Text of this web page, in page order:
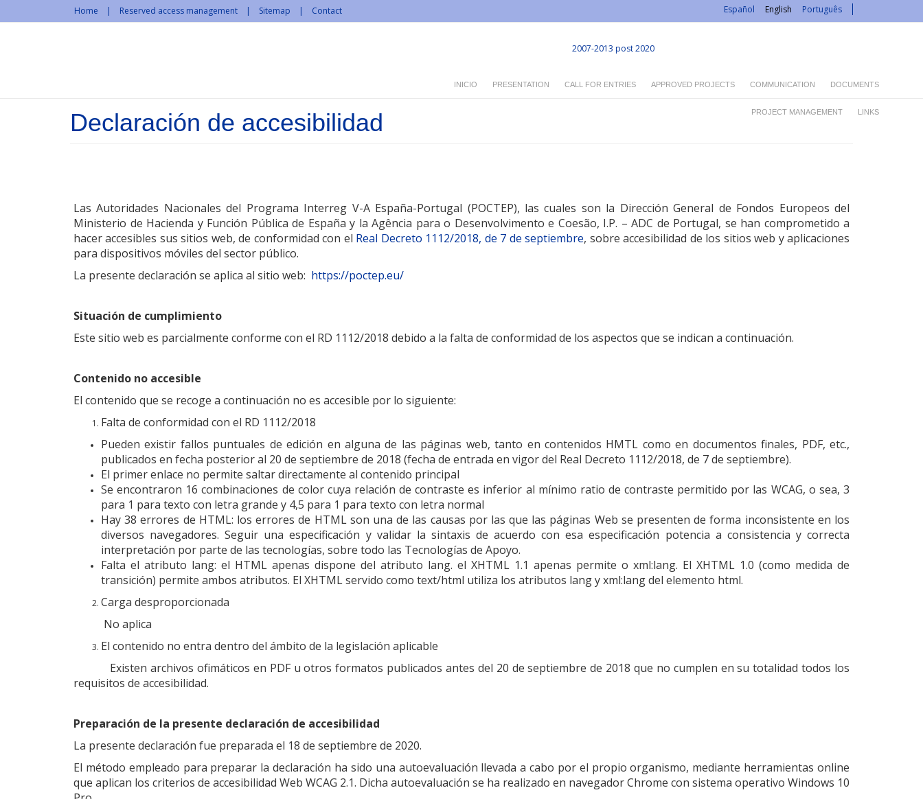
Skip to main contentHome Reserved access management Sitemap Contact Español English Português
INICIO PRESENTATION CALL FOR ENTRIES APPROVED PROJECTS COMMUNICATION DOCUMENTS
PROJECT MANAGEMENT LINKS
2007-2013 post 2020
Declaración de accesibilidad
Las Autoridades Nacionales del Programa Interreg V-A España-Portugal (POCTEP), las cuales son la Dirección General de Fondos Europeos del
Ministerio de Hacienda y Función Pública de España y la Agência para o Desenvolvimento e Coesão, I.P. – ADC de Portugal, se han comprometido a
hacer accesibles sus sitios web, de conformidad con el Real Decreto 1112/2018, de 7 de septiembre, sobre accesibilidad de los sitios web y aplicaciones
para dispositivos móviles del sector público.
La presente declaración se aplica al sitio web: https://poctep.eu/
Situación de cumplimiento
Este sitio web es parcialmente conforme con el RD 1112/2018 debido a la falta de conformidad de los aspectos que se indican a continuación.
Contenido no accesible
El contenido que se recoge a continuación no es accesible por lo siguiente:
Falta de conformidad con el RD 1112/2018
Pueden existir fallos puntuales de edición en alguna de las páginas web, tanto en contenidos HMTL como en documentos finales, PDF, etc.,
publicados en fecha posterior al 20 de septiembre de 2018 (fecha de entrada en vigor del Real Decreto 1112/2018, de 7 de septiembre).
El primer enlace no permite saltar directamente al contenido principal
Se encontraron 16 combinaciones de color cuya relación de contraste es inferior al mínimo ratio de contraste permitido por las WCAG, o sea, 3
para 1 para texto con letra grande y 4,5 para 1 para texto con letra normal
Hay 38 errores de HTML: los errores de HTML son una de las causas por las que las páginas Web se presenten de forma inconsistente en los
diversos navegadores. Seguir una especificación y validar la sintaxis de acuerdo con esa especificación potencia a consistencia y correcta
interpretación por parte de las tecnologías, sobre todo las Tecnologías de Apoyo.
Falta el atributo lang: el HTML apenas dispone del atributo lang. el XHTML 1.1 apenas permite o xml:lang. El XHTML 1.0 (como medida de
transición) permite ambos atributos. El XHTML servido como text/html utiliza los atributos lang y xml:lang del elemento html.
Carga desproporcionada
No aplica
El contenido no entra dentro del ámbito de la legislación aplicable
Existen archivos ofimáticos en PDF u otros formatos publicados antes del 20 de septiembre de 2018 que no cumplen en su totalidad todos los
requisitos de accesibilidad.
Preparación de la presente declaración de accesibilidad
La presente declaración fue preparada el 18 de septiembre de 2020.
El método empleado para preparar la declaración ha sido una autoevaluación llevada a cabo por el propio organismo, mediante herramientas online
que aplican los criterios de accesibilidad Web WCAG 2.1. Dicha autoevaluación se ha realizado en navegador Chrome con sistema operativo Windows 10